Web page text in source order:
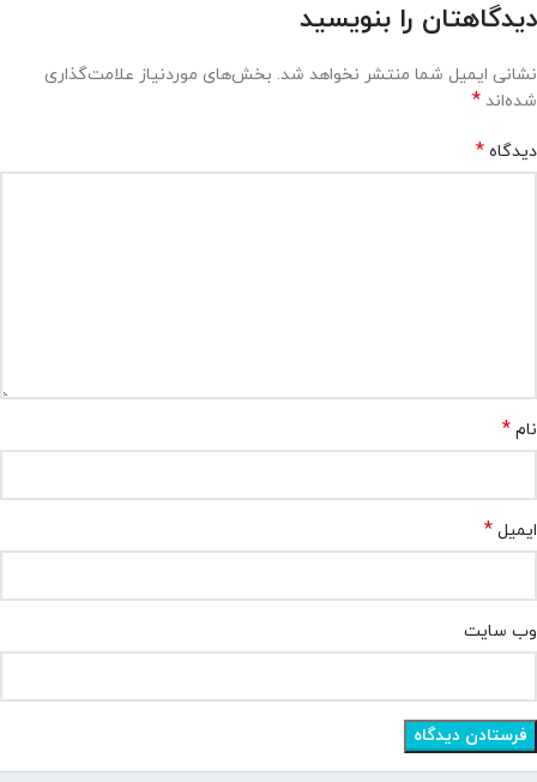
دیدگاهتان را بنویسید
نشانی ایمیل شما منتشر نخواهد شد. بخش‌های موردنیاز علامت‌گذاری
شده‌اند *
دیدگاه *
نام *
ایمیل *
وب‌ سایت